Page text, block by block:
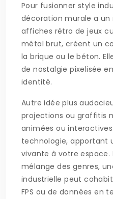
Pour fusionner style
décoration murale a un
affiches rétro de jeux
métal brut, créent un
la brique ou le béton.
de nostalgie pixelisée
identité.
Autre idée plus
projections ou graffitis
animées ou
technologie, apportant
vivante à votre espace.
mélange des genres,
industrielle peut
FPS ou de données en